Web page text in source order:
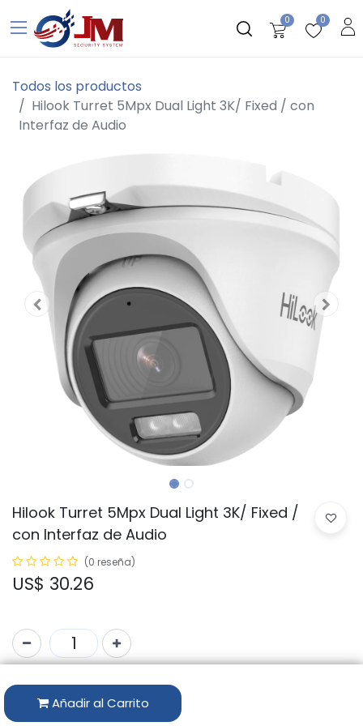
0 0
Todos los productos
Hilook Turret 5Mpx Dual Light 3K/ Fixed / con
Interfaz de Audio
Hilook Turret 5Mpx Dual Light 3K/ Fixed /
con Interfaz de Audio
(0 reseña)
US$ 30.26
Añadir al Carrito
Código: THC-T157-LMS
Marca:HILOOK